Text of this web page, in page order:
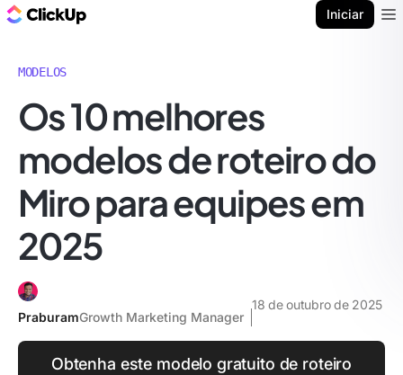
Iniciar
MODELOS
Os 10 melhores
modelos de roteiro do
Miro para equipes em
2025
PraburamGrowth Marketing Manager
18 de outubro de 2025
Obtenha este modelo gratuito de roteiro